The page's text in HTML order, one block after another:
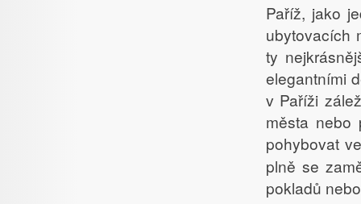
Paříž, jako
ubytovacích
ty
elegantními
v Paříži
města nebo
pohybovat
plně se
pokladů